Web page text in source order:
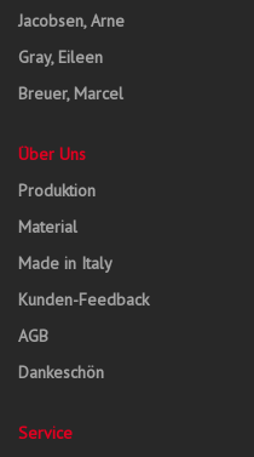
Jacobsen, Arne
Gray, Eileen
Breuer, Marcel
Über Uns
Produktion
Material
Made in Italy
Kunden-Feedback
AGB
Dankeschön
Service